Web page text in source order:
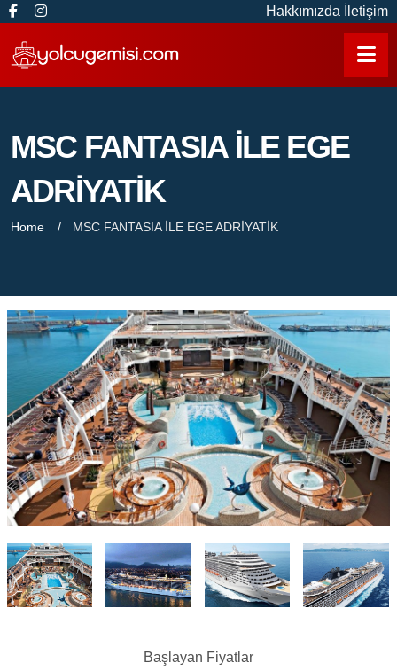
Hakkımızda İletişim
MSC FANTASIA İLE EGE
ADRİYATİK
Home MSC FANTASIA İLE EGE ADRİYATİK
Başlayan Fiyatlar